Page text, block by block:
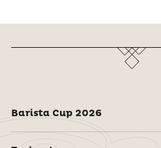
Barista Cup 2026